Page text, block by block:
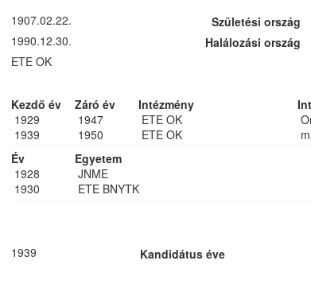
1907.02.22. Születési ország
1990.12.30. Halálozási ország
ETE OK
Kezdő év Záró év Intézmény
1929
1947 ETE OK
1939
1950 ETE OK
Év Egyetem
1928
JNME
1930
ETE BNYTK
1939 Kandidátus éve